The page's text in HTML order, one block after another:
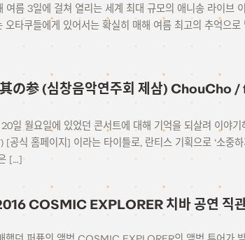
3일에 걸쳐 열리는 세계 최대 규모의 애니송 라이브
타쿠들에게 있어서는 확실히 매해 여름 최고의 추억으로
参 (심창음악연주회 제삼) ChouCho /
일 월요일에 있었던 콘서트에 대해 기억을 되살려 이야기
식 홈페이지] 이라는 타이틀로, 란티스 기획으로 ‘소중
[…]
COSMIC EXPLORER 치바 공연 직관